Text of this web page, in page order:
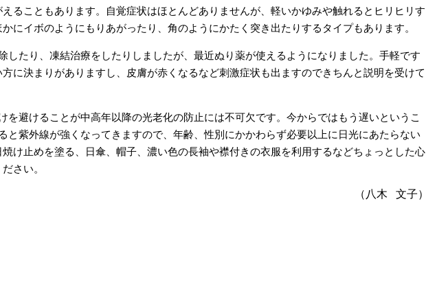
ることもあります。自覚症状はほとんどありませんが、軽いかゆみや触れるとヒリヒリす
にイボのようにもりあがったり、角のようにかたく突き出たりするタイプもあります。
したり、凍結治療をしたりしましたが、最近ぬり薬が使えるようになりました。手軽です
に決まりがありますし、皮膚が赤くなるなど刺激症状も出ますのできちんと説明を受けて
を避けることが中高年以降の光老化の防止には不可欠です。今からではもう遅いというこ
と紫外線が強くなってきますので、年齢、性別にかかわらず必要以上に日光にあたらない
け止めを塗る、日傘、帽子、濃い色の長袖や襟付きの衣服を利用するなどちょっとした心
さい。
（八木 文子）